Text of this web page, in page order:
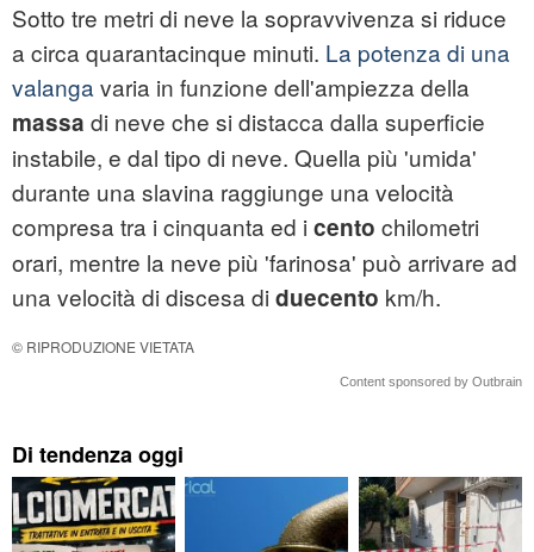
Sotto tre metri di neve la sopravvivenza si riduce
a circa quarantacinque minuti. La potenza di una
valanga varia in funzione dell'ampiezza della
massa di neve che si distacca dalla superficie
instabile, e dal tipo di neve. Quella più 'umida'
durante una slavina raggiunge una velocità
compresa tra i cinquanta ed i cento chilometri
orari, mentre la neve più 'farinosa' può arrivare ad
una velocità di discesa di duecento km/h.
© RIPRODUZIONE VIETATA
Content sponsored by Outbrain
Di tendenza oggi